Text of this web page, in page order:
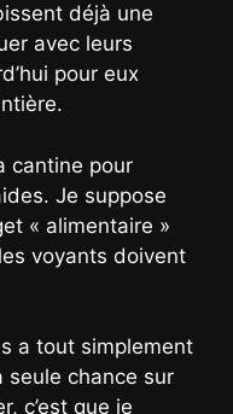
déjà une
avec leurs
pour eux
cantine pour
Je suppose
« alimentaire »
voyants doivent
a tout simplement
seule chance sur
c’est que je